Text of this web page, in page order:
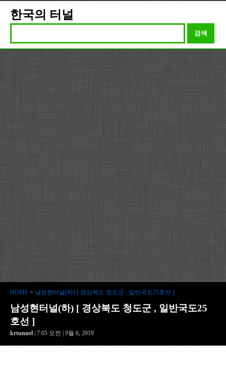
한국의 터널
검색
HOME > 남성현터널(하) [ 경상북도 청도군 , 일반국도25호선 ]
남성현터널(하) [ 경상북도 청도군 , 일반국도25
호선 ]
krtunnel | 7:05 오전 | 9월 6, 2019